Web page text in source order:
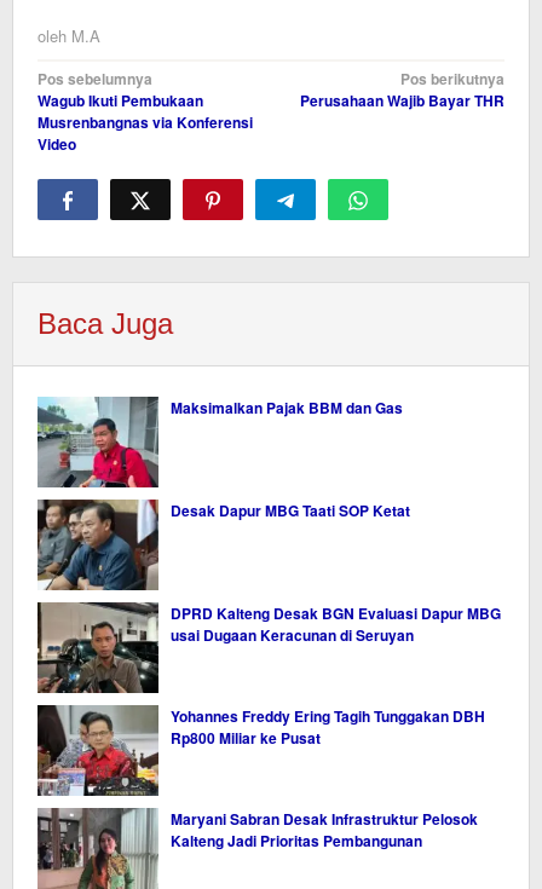
oleh M.A
Navigasi
pos
Pos sebelumnya
Wagub Ikuti Pembukaan
Musrenbangnas via Konferensi
Video
Pos berikutnya
Perusahaan Wajib Bayar THR
Baca Juga
Maksimalkan Pajak BBM dan Gas
Desak Dapur MBG Taati SOP Ketat
DPRD Kalteng Desak BGN Evaluasi Dapur MBG
usai Dugaan Keracunan di Seruyan
Yohannes Freddy Ering Tagih Tunggakan DBH
Rp800 Miliar ke Pusat
Maryani Sabran Desak Infrastruktur Pelosok
Kalteng Jadi Prioritas Pembangunan